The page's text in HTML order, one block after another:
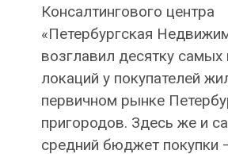
Консалтингового центра
«Петербургская
возглавил десятку самых
локаций у покупателей
первичном рынке
пригородов. Здесь же и
средний бюджет покупки